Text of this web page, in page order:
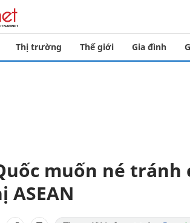
Thị trường Thế giới Gia đình
muốn né
ASEAN